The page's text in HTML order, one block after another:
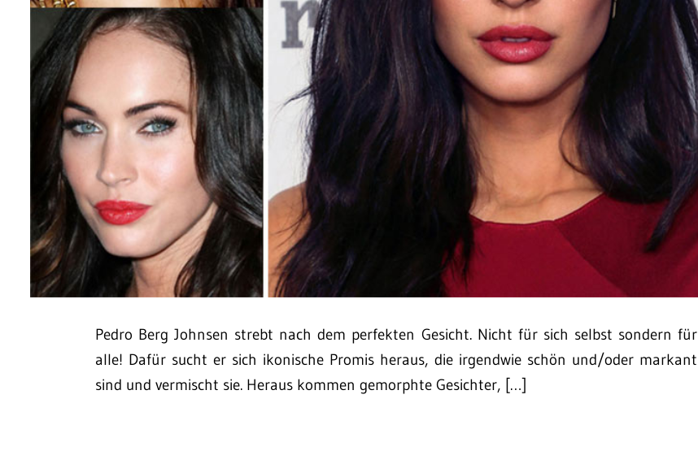
Pedro Berg Johnsen strebt nach dem perfekten Gesicht. Nicht für sich selbst sondern für
alle! Dafür sucht er sich ikonische Promis heraus, die irgendwie schön und/oder markant
sind und vermischt sie. Heraus kommen gemorphte Gesichter, […]